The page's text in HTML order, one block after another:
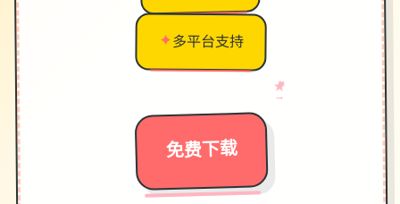
✦多平台支持
免费下载
→
♥
★